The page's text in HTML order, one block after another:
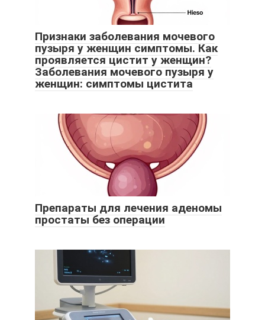
Признаки заболевания мочевого
пузыря у женщин симптомы. Как
проявляется цистит у женщин?
Заболевания мочевого пузыря у
женщин: симптомы цистита
Препараты для лечения аденомы
простаты без операции